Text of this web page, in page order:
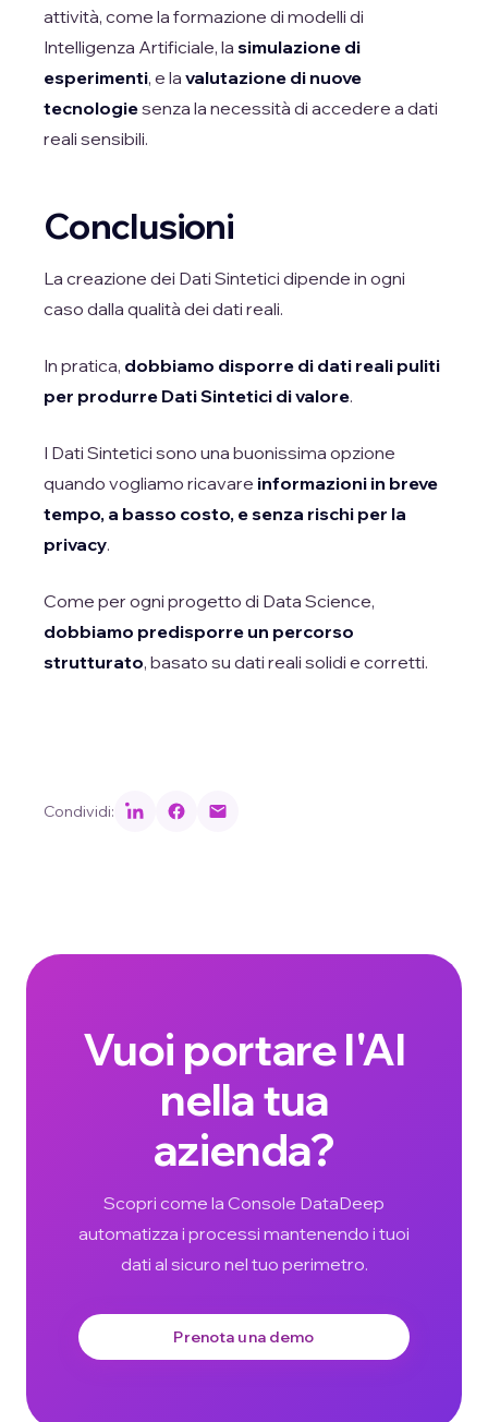
attività, come la formazione di modelli di
Intelligenza Artificiale, la simulazione di
esperimenti, e la valutazione di nuove
tecnologiesenza la necessità di accedere a dati
reali sensibili.
Conclusioni
La creazione dei Dati Sintetici dipende in ogni
caso dalla qualità dei dati reali.
In pratica, dobbiamo disporre di dati reali puliti
per produrre Dati Sintetici di valore.
I Dati Sintetici sono una buonissima opzione
quando vogliamo ricavare informazioni in breve
tempo, a basso costo, e senza rischi per la
privacy.
Come per ogni progetto di Data Science,
dobbiamo predisporre un percorso
strutturato, basato su dati reali solidi e corretti.
Condividi:
Vuoi portare l'AI
nella tua
azienda?
Scopri come la Console DataDeep
automatizza i processi mantenendo i tuoi
dati al sicuro nel tuo perimetro.
Prenota una demo